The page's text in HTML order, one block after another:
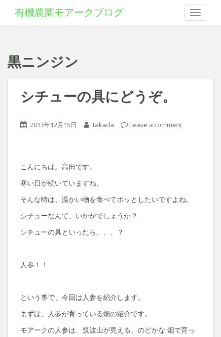
Toggle
有機農園モアークブログ
黒ニンジン
シチューの具にどうぞ。
2013年12月15日 takada Leave a comment
こんにちは。高田です。
寒い日が続いていますね。
そんな時は、温かい物を食べてホッとしたいですよね。
シチューなんて、いかがでしょうか？
シチューの具といったら、、、？
人参！！
という事で、今回は人参を紹介します。
まずは、人参が育っている畑の紹介です。
モアークの人参は、筑波山が見える、のどかな 畑で育っ